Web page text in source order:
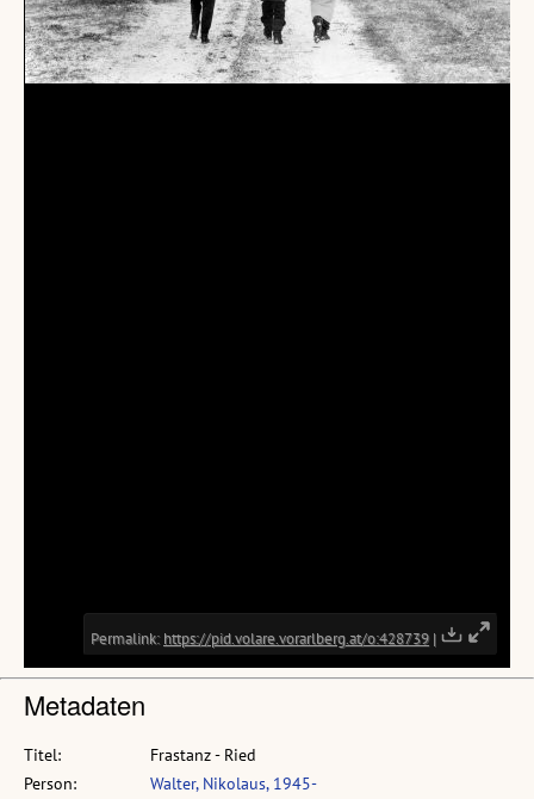
Metadaten
Titel:
Frastanz - Ried
Person:
Walter, Nikolaus, 1945-